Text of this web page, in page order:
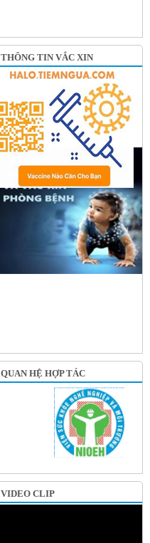
THÔNG TIN VẮC XIN
QUAN HỆ HỢP TÁC
VIDEO CLIP